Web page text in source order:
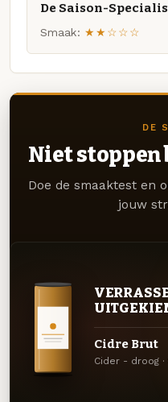
De Saison-
Smaak: ★★☆☆☆
DE
Niet stoppen
Doe de smaaktest en
jouw
Cidre Brut
Cider - droog ·